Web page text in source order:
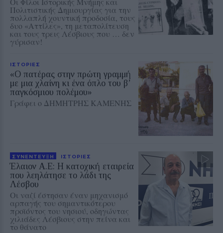
Πολιτιστικής Δημιουργίας για την
πολλαπλή χουντική προδοσία, τους
δυο «Αττίλες», τη μεταπολίτευση
και τους τρεις Λέσβιους που … δεν
γύρισαν!
ΙΣΤΟΡΙΕΣ
«Ο πατέρας στην πρώτη γραμμή
με μια χλαίνη κι ένα όπλο του β’
παγκόσμιου πολέμου»
Γράφει ο ΔΗΜΗΤΡΗΣ ΚΑΜΕΝΗΣ
ΣΥΝΕΝΤΕΥΞΗ ΙΣΤΟΡΙΕΣ
Έλαιον Α.Ε: Η κατοχική εταιρεία
που λεηλάτησε το λάδι της
Λέσβου
Οι ναζί έστησαν έναν μηχανισμό
αρπαγής του σημαντικότερου
προϊόντος του νησιού, οδηγώντας
χιλιάδες Λέσβιους στην πείνα και
το θάνατο